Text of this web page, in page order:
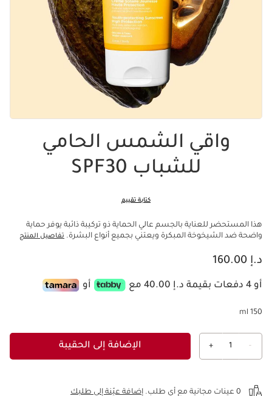
واقي الشمس الحامي
للشباب SPF30
كتابة تقييم
هذا المستحضر للعناية بالجسم عالي الحماية ذو تركيبة ذائبة يوفر حماية
واضحة ضد الشيخوخة المبكرة ويعتني بجميع أنواع البشرة. تفاصيل المنتج
السعر الحالي هو د.إ 160.00
د.إ 160.00
أو 4 دفعات بقيمة د.إ 40.00 مع أو
150 ml
-
1
+ الإضافة إلى الحقيبة
0 عينات مجانية مع أي طلب. إضافة عيّنة إلى طلبك